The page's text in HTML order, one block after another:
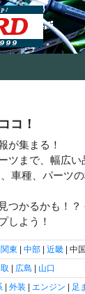
コ！
が集まる！
ツまで、幅広
車種、パーツ
つかるかも！？
しよう！
関東 | 中部 | 近畿 | 中
| 広島 | 山口
| 外装 | エンジン | 足